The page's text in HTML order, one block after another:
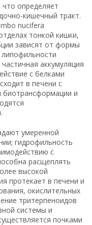
определяет
кишечный тракт.
nucifera
тонкой кишки,
зависят от формы
аккумуляция
с белками
в печени с
биотрансформации и
умеренной
гидрофильность
с
расщеплять
высокой
протекает в печени и
окислительных
тритерпеноидов
системы и
почками